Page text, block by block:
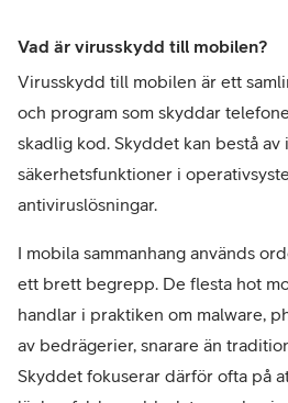
Vad är virusskydd till mobilen?
Virusskydd till mobilen är ett
och program som skyddar
skadlig kod. Skyddet kan bestå av
säkerhetsfunktioner i
antiviruslösningar.
I mobila sammanhang används
ett brett begrepp. De flesta hot
handlar i praktiken om malware,
av bedrägerier, snarare än
Skyddet fokuserar därför ofta på